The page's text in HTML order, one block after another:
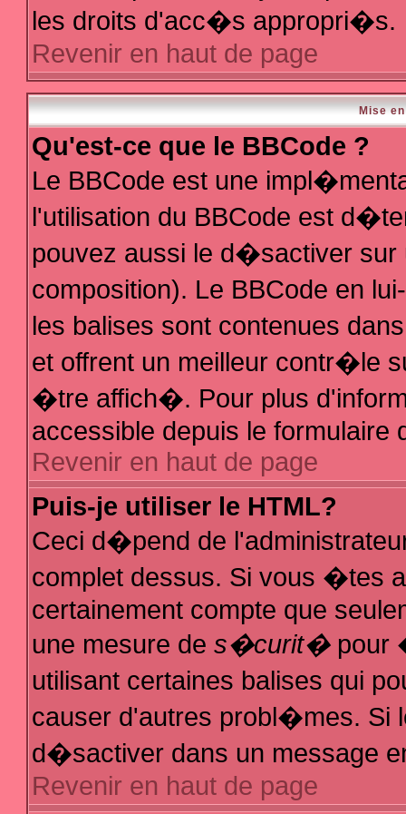
les droits d'acc�s appropri�s.
Revenir en haut de page
Mise
Qu'est-ce que le BBCode ?
Le BBCode est une
l'utilisation du BBCode est
pouvez aussi le d�sactiver sur
composition). Le BBCode en
les balises sont contenues
et offrent un meilleur contr�le
�tre affich�. Pour plus
accessible depuis le formulaire
Revenir en haut de page
Puis-je utiliser le HTML?
Ceci d�pend de
complet dessus. Si vous �tes
certainement compte que
une mesure de s�curit�pour
utilisant certaines balises qui
causer d'autres probl�mes. Si
d�sactiver dans un message
Revenir en haut de page